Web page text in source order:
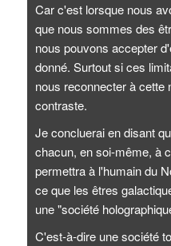
Car c'est lorsque nous
que nous sommes des
nous pouvons accepter
donné. Surtout si ces
nous reconnecter à cette
contraste.
Je concluerai en disant
chacun, en soi-même, à
permettra à l'humain du
ce que les êtres
une "société
C'est-à-dire une société